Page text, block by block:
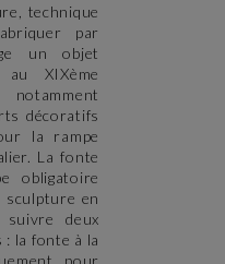
technique
par
un objet
au XIXème
décoratifs
la rampe
La fonte
obligatoire
en
deux
la fonte à la
pour